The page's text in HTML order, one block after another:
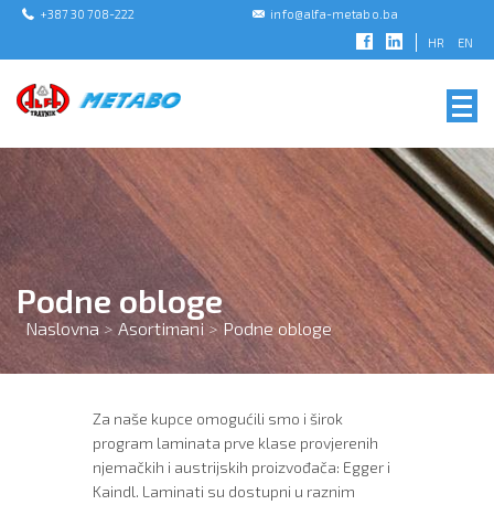
+387 30 708-222
info@alfa-metabo.ba
HR
EN
Podne obloge
Naslovna > Asortimani >Podne obloge
Za naše kupce omogućili smo i širok
program laminata prve klase provjerenih
njemačkih i austrijskih proizvođača: Egger i
Kaindl. Laminati su dostupni u raznim